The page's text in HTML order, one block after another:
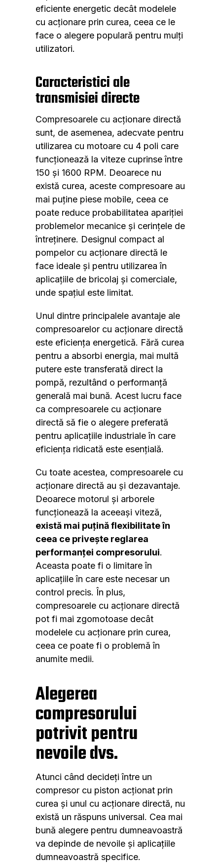
eficiente energetic decât modelele
cu acționare prin curea, ceea ce le
face o alegere populară pentru mulți
utilizatori.
Caracteristici ale
transmisiei directe
Compresoarele cu acționare directă
sunt, de asemenea, adecvate pentru
utilizarea cu motoare cu 4 poli care
funcționează la viteze cuprinse între
150 și 1600 RPM. Deoarece nu
există curea, aceste compresoare au
mai puține piese mobile, ceea ce
poate reduce probabilitatea apariției
problemelor mecanice și cerințele de
întreținere. Designul compact al
pompelor cu acționare directă le
face ideale și pentru utilizarea în
aplicațiile de bricolaj și comerciale,
unde spațiul este limitat.
Unul dintre principalele avantaje ale
compresoarelor cu acționare directă
este eficiența energetică. Fără curea
pentru a absorbi energia, mai multă
putere este transferată direct la
pompă, rezultând o performanță
generală mai bună. Acest lucru face
ca compresoarele cu acționare
directă să fie o alegere preferată
pentru aplicațiile industriale în care
eficiența ridicată este esențială.
Cu toate acestea, compresoarele cu
acționare directă au și dezavantaje.
Deoarece motorul și arborele
funcționează la aceeași viteză,
există mai puțină flexibilitate în
ceea ce privește reglarea
performanței compresorului.
Aceasta poate fi o limitare în
aplicațiile în care este necesar un
control precis. În plus,
compresoarele cu acționare directă
pot fi mai zgomotoase decât
modelele cu acționare prin curea,
ceea ce poate fi o problemă în
anumite medii.
Alegerea
compresorului
potrivit pentru
nevoile dvs.
Atunci când decideți între un
compresor cu piston acționat prin
curea și unul cu acționare directă, nu
există un răspuns universal. Cea mai
bună alegere pentru dumneavoastră
va depinde de nevoile și aplicațiile
dumneavoastră specifice.